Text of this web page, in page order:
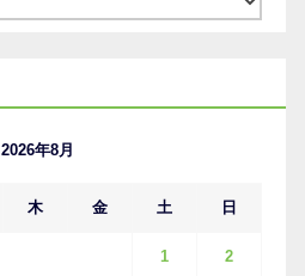
2026年8月
木 金 土 日
1 2